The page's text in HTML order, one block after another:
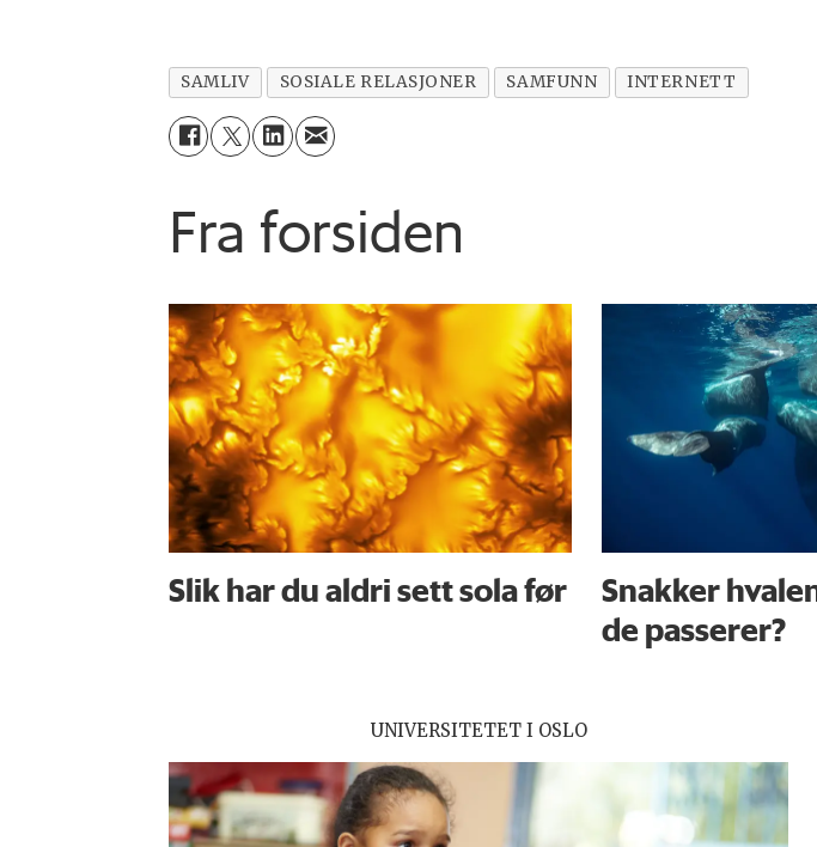
SAMLIV SOSIALE RELASJONER SAMFUNN INTERNETT
Fra forsiden
Slik har du aldri sett sola før
Snakker
de passerer?
UNIVERSITETET I OSLO